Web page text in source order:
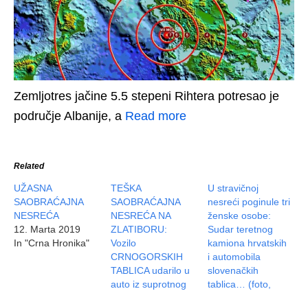
Zemljotres jačine 5.5 stepeni Rihtera potresao je
područje Albanije, a Read more
Related
UŽASNA
SAOBRAĆAJNA
NESREĆA
12. Marta 2019
In "Crna Hronika"
TEŠKA
SAOBRAĆAJNA
NESREĆA NA
ZLATIBORU:
Vozilo
CRNOGORSKIH
TABLICA udarilo u
auto iz suprotnog
U stravičnoj
nesreći poginule tri
ženske osobe:
Sudar teretnog
kamiona hrvatskih
i automobila
slovenačkih
tablica… (foto,